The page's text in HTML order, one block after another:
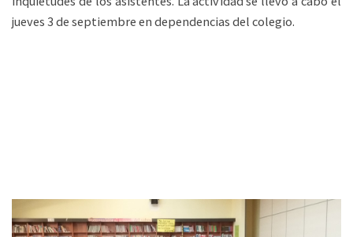
jueves 3 de septiembre en dependencias del colegio.